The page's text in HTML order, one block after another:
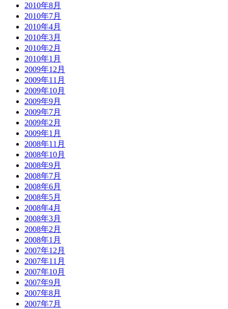
2010年8月
2010年7月
2010年4月
2010年3月
2010年2月
2010年1月
2009年12月
2009年11月
2009年10月
2009年9月
2009年7月
2009年2月
2009年1月
2008年11月
2008年10月
2008年9月
2008年7月
2008年6月
2008年5月
2008年4月
2008年3月
2008年2月
2008年1月
2007年12月
2007年11月
2007年10月
2007年9月
2007年8月
2007年7月